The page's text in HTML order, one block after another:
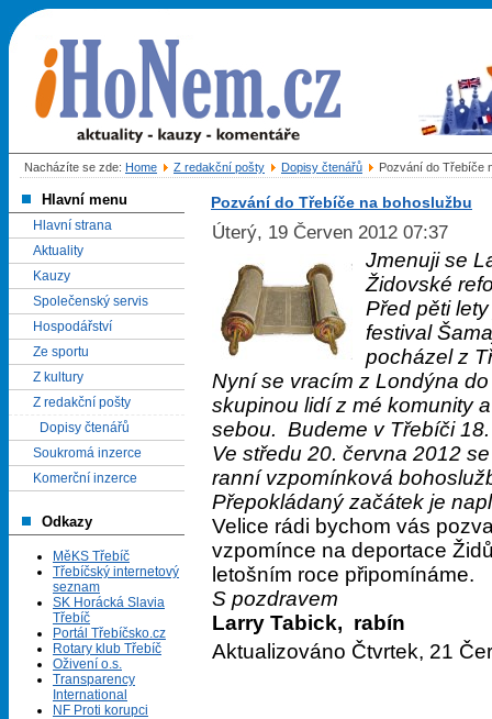
Nacházíte se zde: Home Z redakční pošty Dopisy čtenářů Pozvání do Třebíče
Hlavní menu
Hlavní strana
Aktuality
Kauzy
Společenský servis
Hospodářství
Ze sportu
Z kultury
Z redakční pošty
Dopisy čtenářů
Soukromá inzerce
Komerční inzerce
Odkazy
MěKS Třebíč
Třebíčský internetový
seznam
SK Horácká Slavia
Třebíč
Portál Třebíčsko.cz
Rotary klub Třebíč
Oživení o.s.
Transparency
International
NF Proti korupci
Pozvání do Třebíče na bohoslužbu
Úterý, 19 Červen 2012 07:37
Jmenuji se
Židovské
Před pěti
festival
pocházel z
Nyní se vracím z Londýna
skupinou lidí z mé komunity
sebou. Budeme v Třebíči
Ve středu 20. června 2012
ranní vzpomínková
Přepokládaný začátek je
Velice rádi bychom vás
vzpomínce na deportace
letošním roce připomínáme.
S pozdravem
Larry Tabick, rabín
Aktualizováno Čtvrtek, 21